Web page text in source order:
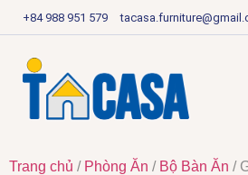
+84 988 951 579
Trang chủ / Phòng Ăn / Bộ Bàn Ăn /